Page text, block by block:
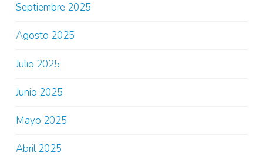
Septiembre 2025
Agosto 2025
Julio 2025
Junio 2025
Mayo 2025
Abril 2025